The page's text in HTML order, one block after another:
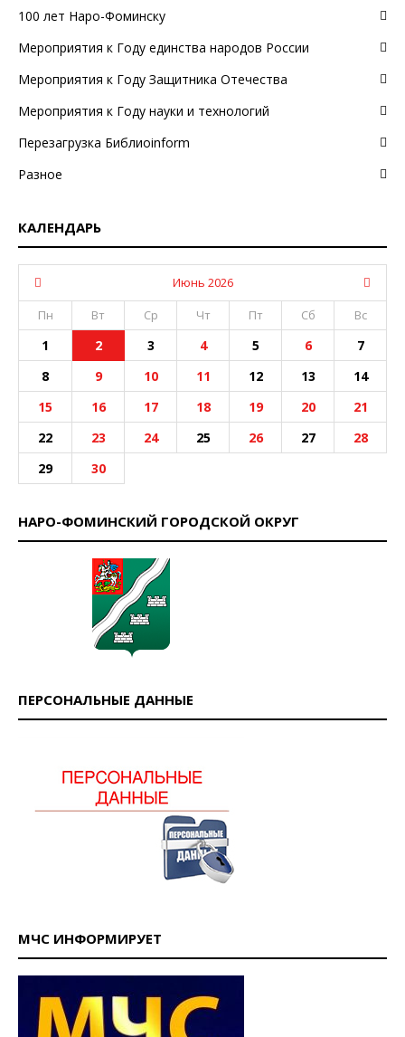
100 лет Наро-Фоминску
Мероприятия к Году единства народов России
Мероприятия к Году Защитника Отечества
Мероприятия к Году науки и технологий
Перезагрузка Библиоinform
Разное
КАЛЕНДАРЬ
Июнь 2026
Пн
Вт Ср Чт Пт Сб Вс
1 2 3 4 5 6
7
8
9 10 11 12 13
14
15
16 17 18 19 20
21
22
23 24 25 26 27
28
29
30
НАРО-ФОМИНСКИЙ ГОРОДСКОЙ ОКРУГ
ПЕРСОНАЛЬНЫЕ ДАННЫЕ
МЧС ИНФОРМИРУЕТ